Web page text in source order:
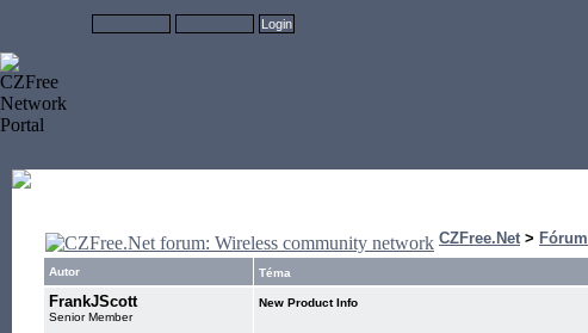
CZFree.Net > Fórum
Autor
Téma
FrankJScott
Senior Member
New Product Info